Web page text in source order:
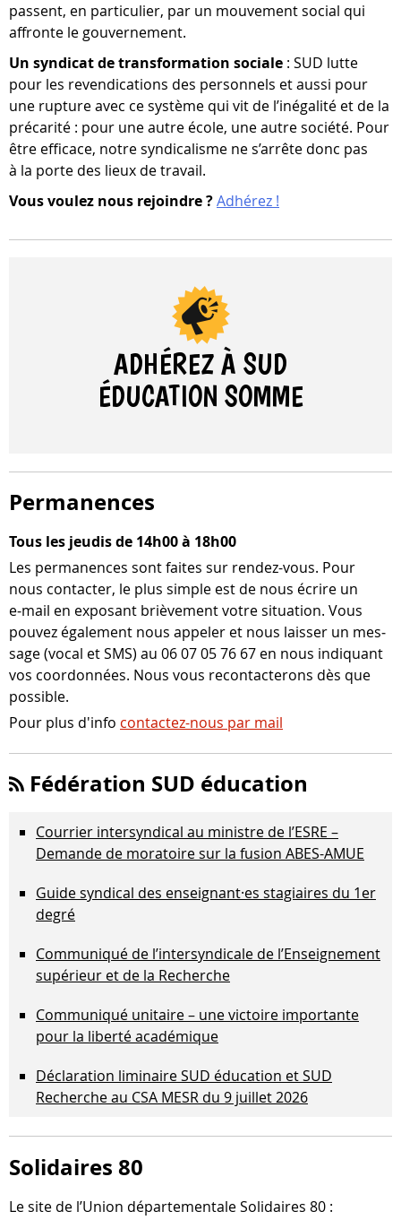
passent, en par­ti­cu­lier, par un mou­ve­ment social qui
affronte le gouvernement.
Un syn­di­cat de trans­for­ma­tion sociale : SUD lutte
pour les reven­di­ca­tions des per­son­nels et aussi pour
une rup­ture avec ce sys­tème qui vit de l’inégalité et de la
pré­ca­rité : pour une autre école, une autre société. Pour
être effi­cace, notre syn­di­ca­lisme ne s’arrête donc pas
à la porte des lieux de travail.
Vous vou­lez nous rejoindre ?Adhérez !
ADHÉREZ À SUD
ÉDUCATION SOMME
Permanences
Tous les jeudis de 14h00 à 18h00
Les per­ma­nences sont faites sur rendez-​vous. Pour
nous contac­ter, le plus simple est de nous écrire un
e‑mail en expo­sant briè­ve­ment votre situa­tion. Vous
pou­vez éga­le­ment nous appe­ler et nous lais­ser un mes­
sage (vocal et SMS) au 06 07 05 76 67 en nous indi­quant
vos coor­don­nées. Nous vous recon­tac­te­rons dès que
possible.
Pour plus d'info contactez-nous par mail
Fédération SUD éducation
Courrier intersyndical au ministre de l’ESRE –
Demande de moratoire sur la fusion ABES-AMUE
Guide syndical des enseignant·es stagiaires du 1er
degré
Communiqué de l’intersyndicale de l’Enseignement
supérieur et de la Recherche
Communiqué unitaire – une victoire importante
pour la liberté académique
Déclaration liminaire SUD éducation et SUD
Recherche au CSA MESR du 9 juillet 2026
Solidaires 80
Le site de l’Union dépar­te­men­tale Solidaires 80 :